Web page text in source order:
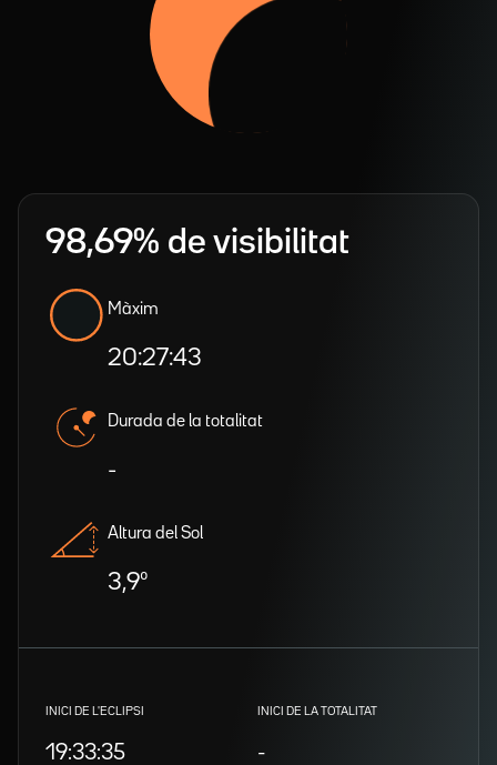
98,69% de visibilitat
Màxim
20:27:43
Durada de la totalitat
-
Altura del Sol
3,9º
INICI DE L'ECLIPSI
19:33:35
INICI DE LA TOTALITAT
-